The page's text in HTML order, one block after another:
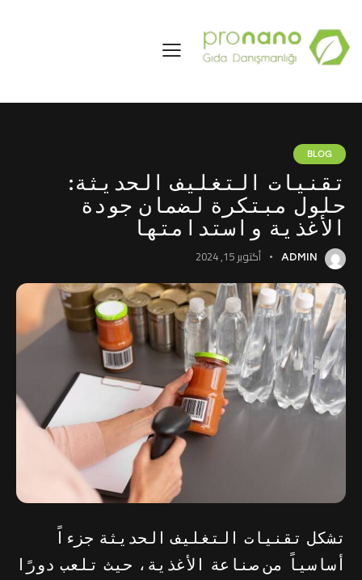
BLOG
تقنيات التغليف الحديثة:
حلول مبتكرة لضمان جودة
الأغذية واستدامتها
ADMIN أكتوبر 15, 2024
تشكل تقنيات التغليف الحديثة جزءاً
أساسياً من صناعة الأغذية، حيث تلعب دورًا